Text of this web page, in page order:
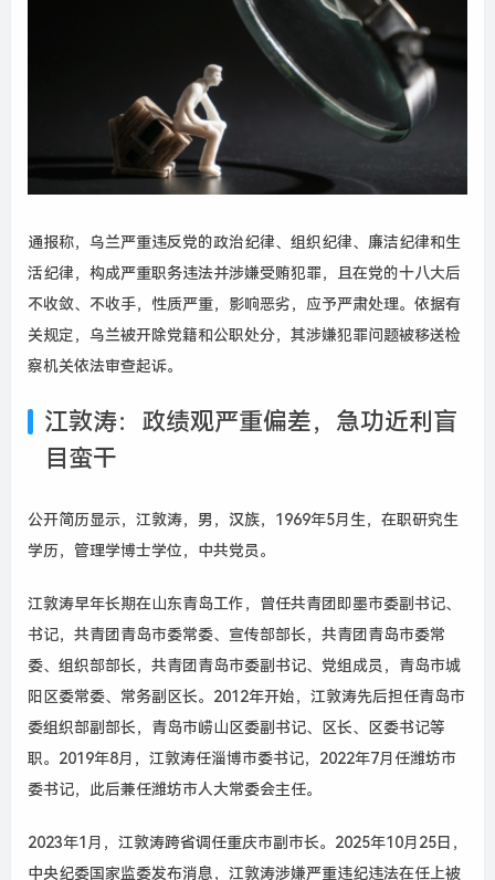
通报称，乌兰严重违反党的政治纪律、组织纪律、廉洁纪律和生
活纪律，构成严重职务违法并涉嫌受贿犯罪，且在党的十八大后
不收敛、不收手，性质严重，影响恶劣，应予严肃处理。依据有
关规定，乌兰被开除党籍和公职处分，其涉嫌犯罪问题被移送检
察机关依法审查起诉。
江敦涛：政绩观严重偏差，急功近利盲
目蛮干
公开简历显示，江敦涛，男，汉族，1969年5月生，在职研究生
学历，管理学博士学位，中共党员。
江敦涛早年长期在山东青岛工作，曾任共青团即墨市委副书记、
书记，共青团青岛市委常委、宣传部部长，共青团青岛市委常
委、组织部部长，共青团青岛市委副书记、党组成员，青岛市城
阳区委常委、常务副区长。2012年开始，江敦涛先后担任青岛市
委组织部副部长，青岛市崂山区委副书记、区长、区委书记等
职。2019年8月，江敦涛任淄博市委书记，2022年7月任潍坊市
委书记，此后兼任潍坊市人大常委会主任。
2023年1月，江敦涛跨省调任重庆市副市长。2025年10月25日，
中央纪委国家监委发布消息，江敦涛涉嫌严重违纪违法在任上被